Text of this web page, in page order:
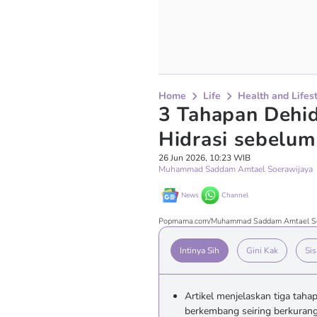
Home Life Health and
3 Tahapan
Hidrasi
26 Jun 2026, 10:23 WIB
Muhammad Saddam Amtael Soerawijaya
News Channel
Popmama.com/Muhammad Saddam Amtael
Intinya Sih Gini Kak
Artikel menjelaskan tiga
berkembang seiring